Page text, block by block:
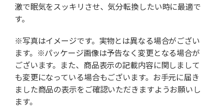
激で眠気をスッキリさせ、気分転換したい時に最適で
す。
※写真はイメージです。実物とは異なる場合がござい
ます。※パッケージ画像は予告なく変更となる場合が
ございます。また、商品表示の記載内容に関しまして
も変更になっている場合もございます。お手元に届き
ました商品の表示をご確認いただきますようお願いし
ます。